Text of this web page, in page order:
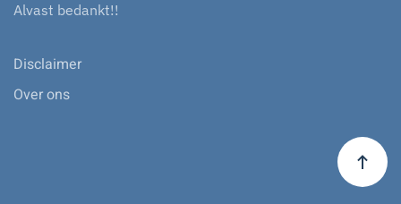
Alvast bedankt!!
Disclaimer
Over ons